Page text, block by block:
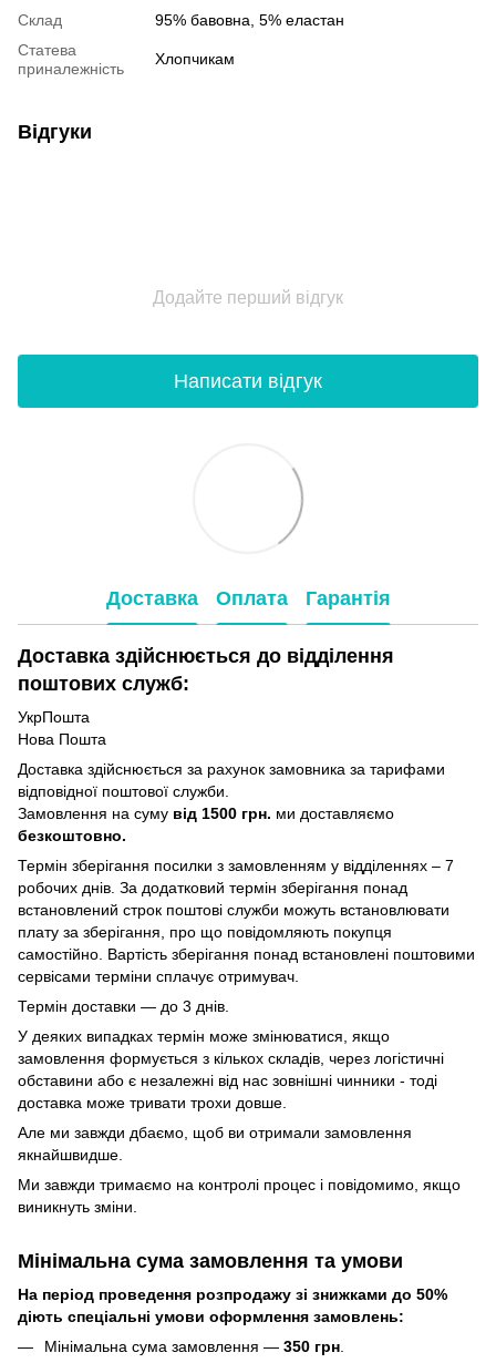
Склад
95% бавовна, 5% еластан
Статева
приналежність
Хлопчикам
Відгуки
Додайте перший відгук
Написати відгук
Доставка Оплата Гарантія
Доставка здійснюється до відділення
поштових служб:
УкрПошта
Нова Пошта
Доставка здійснюється за рахунок замовника за тарифами
відповідної поштової служби.
Замовлення на суму від 1500 грн. ми доставляємо
безкоштовно.
Термін зберігання посилки з замовленням у відділеннях – 7
робочих днів. За додатковий термін зберігання понад
встановлений строк поштові служби можуть встановлювати
плату за зберігання, про що повідомляють покупця
самостійно. Вартість зберігання понад вcтановлені поштовими
сервісами терміни сплачує отримувач.
Термін доставки — до 3 днів.
У деяких випадках термін може змінюватися, якщо
замовлення формується з кількох складів, через логістичні
обставини або є незалежні від нас зовнішні чинники - тоді
доставка може тривати трохи довше.
Але ми завжди дбаємо, щоб ви отримали замовлення
якнайшвидше.
Ми завжди тримаємо на контролі процес і повідомимо, якщо
виникнуть зміни.
Мінімальна сума замовлення та умови
На період проведення розпродажу зі знижками до 50%
діють спеціальні умови оформлення замовлень:
Мінімальна сума замовлення — 350 грн